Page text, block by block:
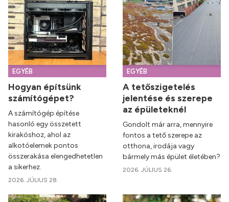
EGYÉB
Hogyan építsünk
számítógépet?
A számítógép építése
hasonló egy összetett
kirakóshoz, ahol az
alkotóelemek pontos
összerakása elengedhetetlen
a sikerhez.
2026. JÚLIUS 28.
EGYÉB
A tetőszigetelés
jelentése és szerepe
az épületeknél
Gondolt már arra, mennyire
fontos a tető szerepe az
otthona, irodája vagy
bármely más épület életében?
2026. JÚLIUS 26.